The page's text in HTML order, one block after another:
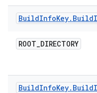
BuildInfoKey. Build
ROOT_DIRECTORY
BuildInfoKey. Build